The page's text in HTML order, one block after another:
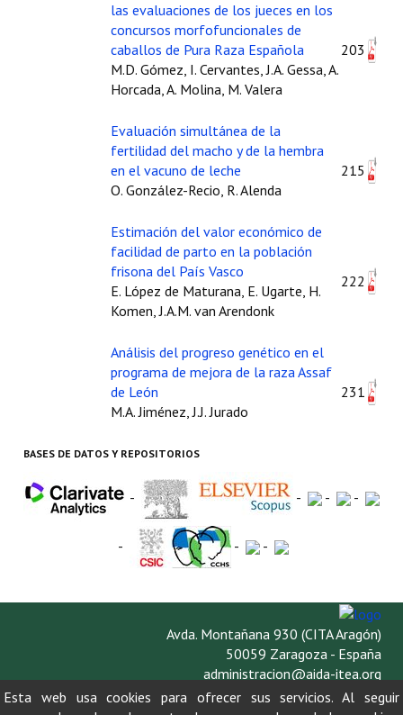
las evaluaciones de los jueces en los
concursos morfofuncionales de
caballos de Pura Raza Española
M.D. Gómez, I. Cervantes, J.A. Gessa, A.
Horcada, A. Molina, M. Valera
203
Evaluación simultánea de la
fertilidad del macho y de la hembra
en el vacuno de leche
O. González-Recio, R. Alenda
215
Estimación del valor económico de
facilidad de parto en la población
frisona del País Vasco
E. López de Maturana, E. Ugarte, H.
Komen, J.A.M. van Arendonk
222
Análisis del progreso genético en el
programa de mejora de la raza Assaf
de León
M.A. Jiménez, J.J. Jurado
231
BASES DE DATOS Y REPOSITORIOS
- - - -
- - -
Avda. Montañana 930 (CITA Aragón)
50059 Zaragoza - España
administracion@aida-itea.org
976 716 305
Esta web usa cookies para ofrecer sus servicios. Al seguir